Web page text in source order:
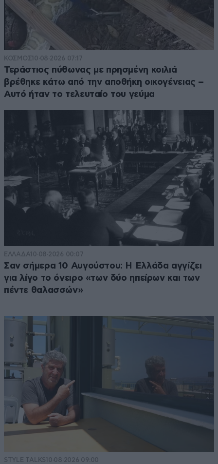
ΚΟΣΜΟΣ10·08·2026 07:17
Τεράστιος πύθωνας με πρησμένη κοιλιά
βρέθηκε κάτω από την αποθήκη οικογένειας –
Αυτό ήταν το τελευταίο του γεύμα
ΕΛΛΑΔΑ10·08·2026 00:07
Σαν σήμερα 10 Αυγούστου: Η Ελλάδα αγγίζει
για λίγο το όνειρο «των δύο ηπείρων και των
πέντε θαλασσών»
STYLE TALKS10·08·2026 09:00